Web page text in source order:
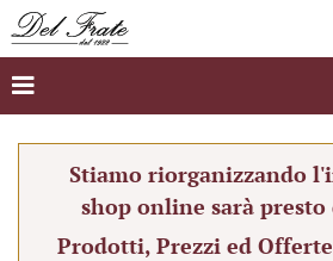
Stiamo riorganizzando
shop online sarà
Prodotti, Prezzi ed